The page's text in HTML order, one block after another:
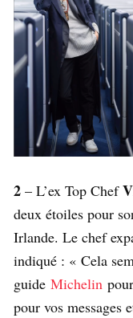
2 – L’ex Top Chef
deux étoiles pour
Irlande. Le chef
indiqué : « Cela
guide Michelin
pour vos messages